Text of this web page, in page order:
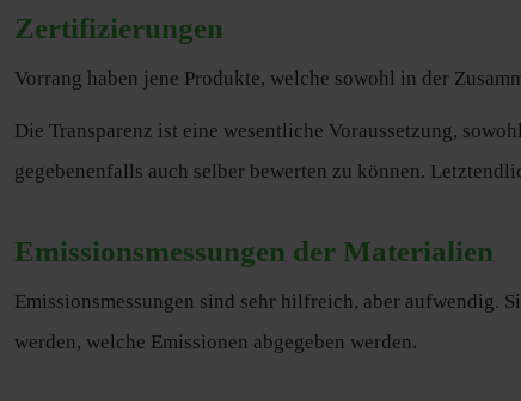
Zertifizierungen
Vorrang haben jene Produkte, welche sowohl in der
Die Transparenz ist eine wesentliche Voraussetzung,
gegebenenfalls auch selber bewerten zu können.
Emissionsmessungen der Materialien
Emissionsmessungen sind sehr hilfreich, aber aufwendig.
werden, welche Emissionen abgegeben werden.